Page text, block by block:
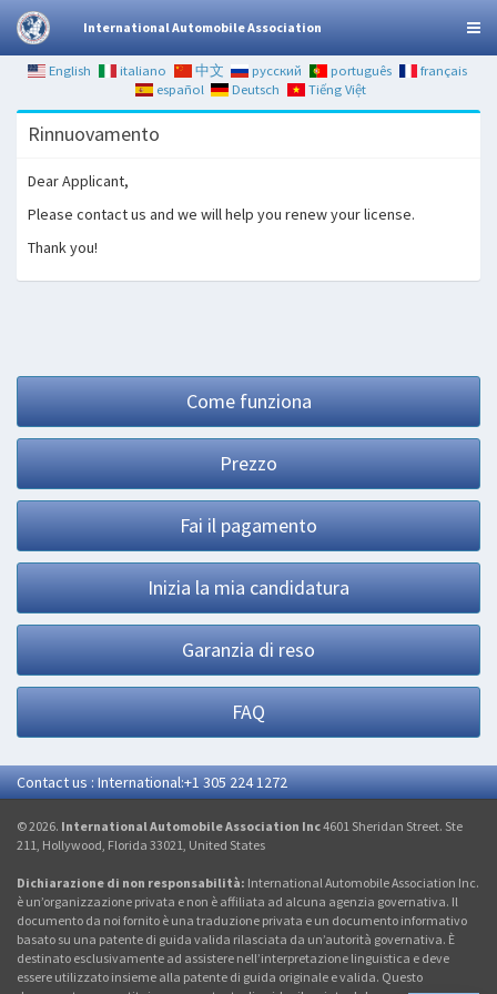
International Automobile Association
English italiano 中文 русский português
français
español
Deutsch Tiếng Việt
Rinnuovamento
Dear Applicant,
Please contact us and we will help you renew your license.
Thank you!
Come funziona
Prezzo
Fai il pagamento
Inizia la mia candidatura
Garanzia di reso
FAQ
Contact us : International:+1 305 224 1272
© 2026. International Automobile Association Inc4601 Sheridan Street. Ste
211, Hollywood, Florida 33021, United States
Dichiarazione di non responsabilità: International Automobile Association Inc.
è un’organizzazione privata e non è affiliata ad alcuna agenzia governativa. Il
documento da noi fornito è una traduzione privata e un documento informativo
basato su una patente di guida valida rilasciata da un’autorità governativa. È
destinato esclusivamente ad assistere nell’interpretazione linguistica e deve
essere utilizzato insieme alla patente di guida originale e valida. Questo